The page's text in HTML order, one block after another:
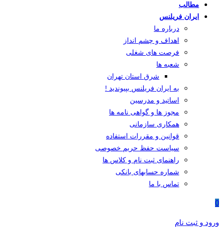
مطالب
ایران فریلنس
درباره ما
اهداف و چشم انداز
فرصت های شغلی
شعبه ها
شرق استان تهران
به ایران فریلنس بپیوندید !
اساتید و مدرسین
مجوز ها و گواهی نامه ها
همکاری سازمانی
قوانین و مقررات استفاده
سیاست حفظ حریم خصوصی
راهنمای ثبت نام و کلاس ها
شماره حسابهای بانکی
تماس با ما
0
ورود و ثبت نام